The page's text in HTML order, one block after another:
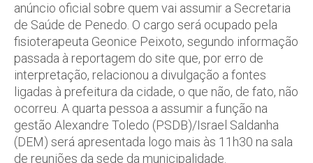
anúncio oficial sobre quem vai assumir a Secretaria
de Saúde de Penedo. O cargo será ocupado pela
fisioterapeuta Geonice Peixoto, segundo informação
passada à reportagem do site que, por erro de
interpretação, relacionou a divulgação a fontes
ligadas à prefeitura da cidade, o que não, de fato, não
ocorreu. A quarta pessoa a assumir a função na
gestão Alexandre Toledo (PSDB)/Israel Saldanha
(DEM) será apresentada logo mais às 11h30 na sala
de reuniões da sede da municipalidade.